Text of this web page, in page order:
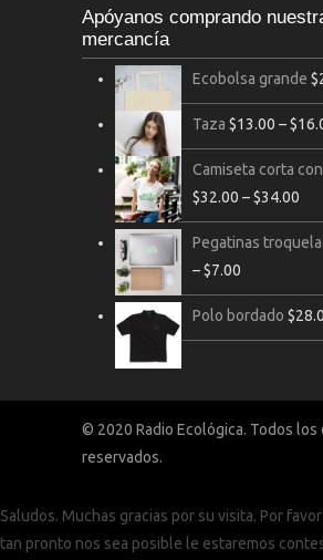
Apóyanos comprando
mercancía
Ecobolsa grande $
Taza $13.00 –$
Camiseta corta
$32.00 –$34.00
Pegatinas
–$7.00
Polo bordado $
© 2020 Radio Ecológica. Todos los
reservados.
Saludos. Muchas gracias por su visita. Por
tan pronto nos sea posible le estaremos